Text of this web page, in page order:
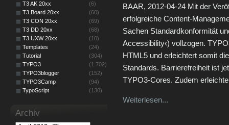
BAAR, 2012-04-24 Mit der
erfolgreiche Content-
Sachen Standardkonformität
Accessibility‹) vollzogen.
HTML5 und erleichtert somit
Standards. Barrierefreiheit ist
TYPO3-Cores. Zudem
Weiterlesen...
T3 AK 20xx
(6)
T3 Board 20xx
(60)
T3 CON 20xx
(69)
T3 DD 20xx
(68)
T3 UXW 20xx
(10)
Templates
(24)
Tutorial
(304)
TYPO3
(1.702)
TYPO3blogger
(152)
TYPO3Camp
(94)
TypoScript
(130)
Archiv